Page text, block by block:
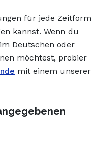
für jede Zeitform
kannst. Wenn du
Deutschen oder
möchtest, probier
mit einem unserer